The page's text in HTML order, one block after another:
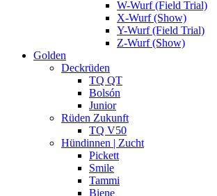
W-Wurf (Field Trial)
X-Wurf (Show)
Y-Wurf (Field Trial)
Z-Wurf (Show)
Golden
Deckrüden
TQ QT
Bolsón
Junior
Rüden Zukunft
TQ V50
Hündinnen | Zucht
Pickett
Smile
Tammi
Biene